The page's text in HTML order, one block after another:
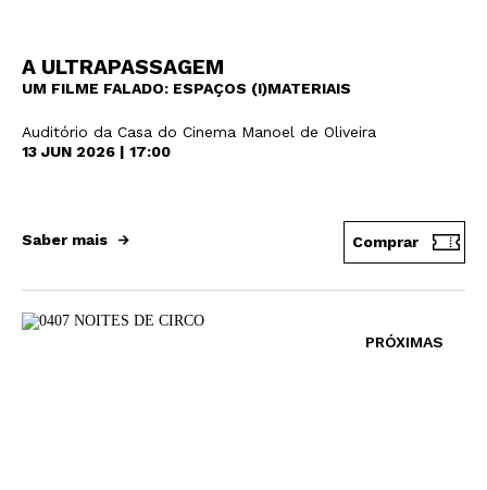
A ULTRAPASSAGEM
UM FILME FALADO: ESPAÇOS (I)MATERIAIS
Auditório da Casa do Cinema Manoel de Oliveira
13 JUN 2026 | 17:00
Saber mais Comprar
PRÓXIMAS